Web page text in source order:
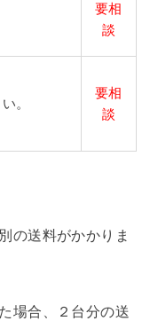
要相
談
。
要相
談
の送料がかかりま
場合、２台分の送